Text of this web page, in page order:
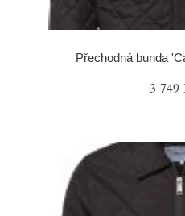
Přechodná bunda
3 749